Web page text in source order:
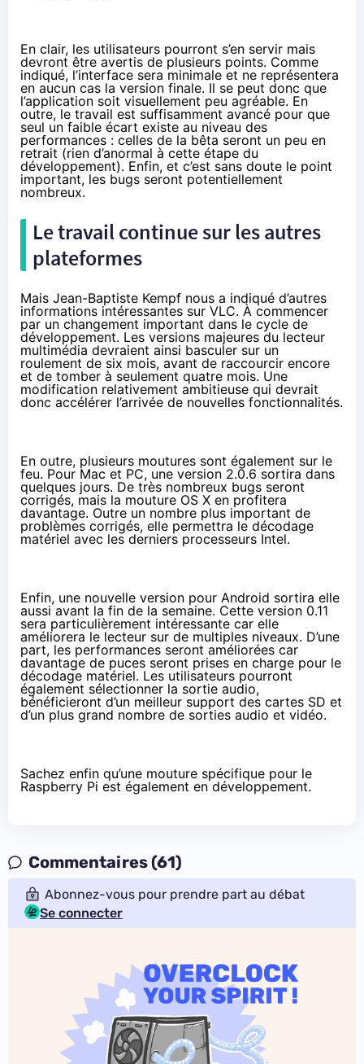
En clair, les utilisateurs pourront s’en servir mais
devront être avertis de plusieurs points. Comme
indiqué, l’interface sera minimale et ne représentera
en aucun cas la version finale. Il se peut donc que
l’application soit visuellement peu agréable. En
outre, le travail est suffisamment avancé pour que
seul un faible écart existe au niveau des
performances : celles de la bêta seront un peu en
retrait (rien d’anormal à cette étape du
développement). Enfin, et c’est sans doute le point
important, les bugs seront potentiellement
nombreux.
Le travail continue sur les autres
plateformes
Mais Jean-Baptiste Kempf nous a indiqué d’autres
informations intéressantes sur VLC. À commencer
par un changement important dans le cycle de
développement. Les versions majeures du lecteur
multimédia devraient ainsi basculer sur un
roulement de six mois, avant de raccourcir encore
et de tomber à seulement quatre mois. Une
modification relativement ambitieuse qui devrait
donc accélérer l’arrivée de nouvelles fonctionnalités.
En outre, plusieurs moutures sont également sur le
feu. Pour Mac et PC, une version 2.0.6 sortira dans
quelques jours. De très nombreux bugs seront
corrigés, mais la mouture OS X en profitera
davantage. Outre un nombre plus important de
problèmes corrigés, elle permettra le décodage
matériel avec les derniers processeurs Intel.
Enfin, une nouvelle version pour Android sortira elle
aussi avant la fin de la semaine. Cette version 0.11
sera particulièrement intéressante car elle
améliorera le lecteur sur de multiples niveaux. D’une
part, les performances seront améliorées car
davantage de puces seront prises en charge pour le
décodage matériel. Les utilisateurs pourront
également sélectionner la sortie audio,
bénéficieront d’un meilleur support des cartes SD et
d’un plus grand nombre de sorties audio et vidéo.
Sachez enfin qu’une mouture spécifique pour le
Raspberry Pi est également en développement.
Commentaires (61)
Abonnez-vous pour prendre part au débat
Se connecter